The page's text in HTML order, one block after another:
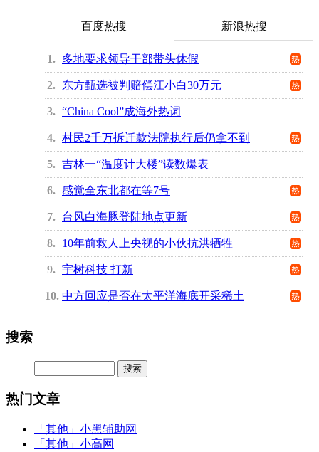
百度热搜 新浪热搜
1 多地要求领导干部带头休假
2 东方甄选被判赔偿江小白30万元
3 “China Cool”成海外热词
4 村民2千万拆迁款法院执行后仍拿不到
5 吉林一“温度计大楼”读数爆表
6 感觉全东北都在等7号
7 台风白海豚登陆地点更新
8 10年前救人上央视的小伙抗洪牺牲
9 宇树科技 打新
10 中方回应是否在太平洋海底开采稀土
搜索
热门文章
「其他」 小黑辅助网
「其他」 小高网